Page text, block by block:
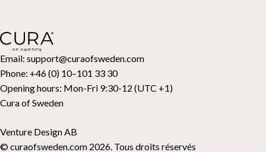
Email: support@curaofsweden.com
Phone: +46 (0) 10–101 33 30
Opening hours: Mon-Fri 9:30-12 (UTC +1)
Cura of Sweden
Venture Design AB
© curaofsweden.com 2026. Tous droits réservés
Surmatelas
Carte cadeau